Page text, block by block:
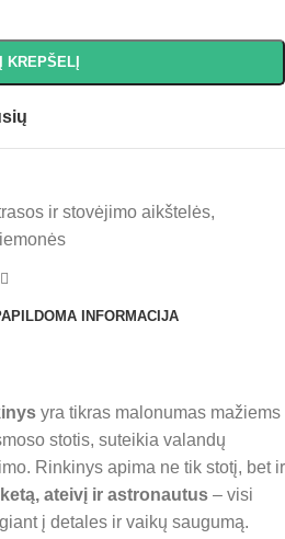
Į KREPŠELĮ
ir stovėjimo aikštelės,
INFORMACIJA
yra tikras malonumas mažiems
stotis, suteikia valandų
Rinkinys apima ne tik stotį, bet ir
ateivį ir astronautus – visi
į detales ir vaikų saugumą.